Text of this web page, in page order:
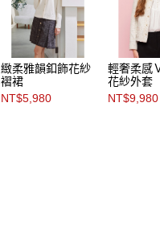
４．使用
即時審查
結果請求
５．嚴禁
形，恩沛
動。
免運費
緻柔雅韻釦飾花紗
褶裙
NT$5,980
輕奢柔感
花紗外套
NT$9,980